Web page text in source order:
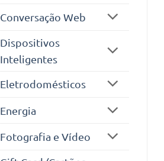
Conversação Web
Dispositivos
Inteligentes
Eletrodomésticos
Energia
Fotografia e Vídeo